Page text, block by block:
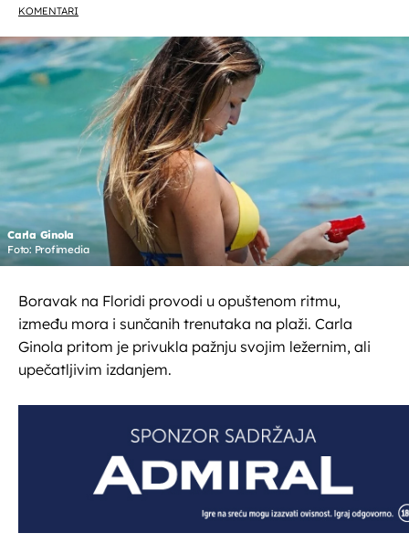
KOMENTARI
Carla Ginola
Foto: Profimedia
Boravak na Floridi provodi u opuštenom ritmu,
između mora i sunčanih trenutaka na plaži. Carla
Ginola pritom je privukla pažnju svojim ležernim, ali
upečatljivim izdanjem.
OMOGUĆI OBAVIJESTI